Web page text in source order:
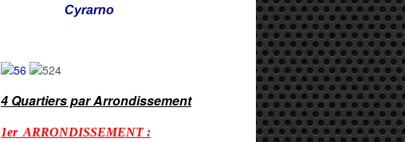
Cyrarno
4 Quartiers par Arrondissement
1er ARRONDISSEMENT :